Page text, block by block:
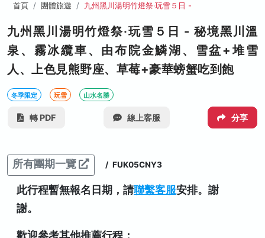
首頁 團體旅遊 九州黑川湯明竹燈祭‧玩雪５日 -
九州黑川湯明竹燈祭‧玩雪５日 - 秘境黑川溫
泉、霧冰纜車、由布院金鱗湖、雪盆+堆雪
人、上色見熊野座、草莓+豪華螃蟹吃到飽
冬季限定 玩雪 山水名勝
轉 PDF 線上客服 分享
所有團期一覽 / FUK05CNY3
此行程暫無報名日期，請聯繫客服安排。謝
謝。
歡迎參考其他推薦行程：